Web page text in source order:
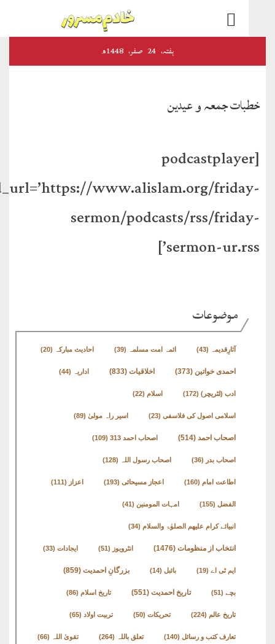
24 صفر‬،1448ھ
و
الفضل
انٹرنیشنل
اخبار
ھوالشافی
اسماعیل
دیگر
جمعہ و عیدین
feed_url=’https://www.alislam.org/
sermon/podcasts/rss/
sermon-
موضوعات
(43) ائمہ امت مسلمہ(39) احادیث مبارکہ(20)
احمدی خواتین(373) اخلاقیات (833) اداریہ
ادب (لٹریچر)(172) اسلام
اسلامی اصول کی فلاسفی(23) اسیر راہ مولیٰ (89)
اصحاب احمد(514) اصحاب احمد 313 (109)
اصحاب بدر(36) اصحاب رسول اللہ (128)
اطاعت امام(160) اعجاز مسیحائی (193) اعزاز
امہات المومنین(41)
انبیائے کرام علیھم الصلوٰۃ والسلام(34)
انتخاب از منظومات(1476) انٹرویوز ایجادات
(19) بائبل بزرگانِ احمدیت(859)
تاریخ احمدیت(551) تاریخ اسلام(86)
تاریخ عالم(224) تحریکات (50) تربیت اولاد(65)
تعارف کتب و رسائل(140) تعلق باللہ(264) تقویٰ اللہ(66)